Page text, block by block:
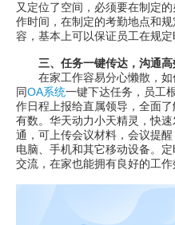
又定位了空间，必须要在制定
作时间，在制定的考勤地点和
容，基本上可以保证员工在规定
三、任务一键传达，沟通高
在家工作容易分心懒散，如
同OA系统一键下达任务，员工
作日程上报给直属领导，全面
有数。华天动力小天精灵，快
通，可上传会议材料，会议提
电脑、手机和其它移动设备。
交流，在家也能拥有良好的工作